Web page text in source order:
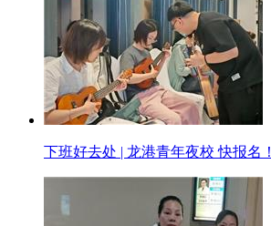
下班好去处 | 龙港青年夜校 快报名！